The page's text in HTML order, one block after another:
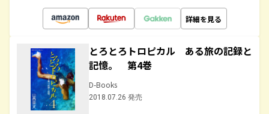
詳細を見る
とろとろトロピカル ある旅の記録と
記憶。 第4巻
D-Books
2018.07.26 発売